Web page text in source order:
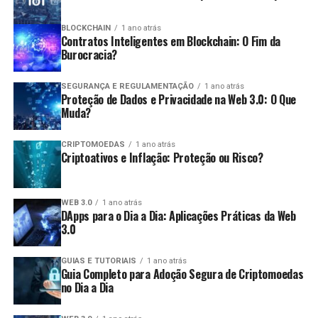
Variedade de ativos:
criptomoedas para operar, permitindo
diversificação nas estratégias.
Desvantagens:
Risco elevado:
um curto período.
Estresse emocional:
ansiedade.
Custos de transação:
Quais são as obrigações fiscais dos
dentro do prazo de cinco anos após a data da
entrega da declaração original.
Pagamento de Imposto Devido:O pagamento
deve ser feito até a data limite estabelecida pela
Receita Federal.
Consequências da Não Declaração
A não apresentação da declaração pode acarretar
diversas consequências, como:
Multas: Penalidades que podem variar de 1% a
20% do valor do imposto devido.
Impedimentos:
participar de licitações e realizar operações de
crédito.
Investigação:
auditoria pela Receita Federal.
BLOCKCHAIN 1 ano atrás
Contratos Inteligentes em Blockchain: O Fim da
Burocracia?
SEGURANÇA E REGULAMENTAÇÃO 1 ano atrás
Proteção de Dados e Privacidade na Web 3.0: O Que
Muda?
CRIPTOMOEDAS 1 ano atrás
Criptoativos e Inflação: Proteção ou Risco?
WEB 3.0 1 ano atrás
DApps para o Dia a Dia: Aplicações Práticas da Web
3.0
GUIAS E TUTORIAIS 1 ano atrás
Guia Completo para Adoção Segura de Criptomoedas
no Dia a Dia